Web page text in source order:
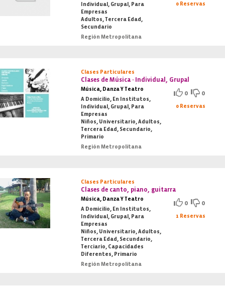
Individual, Grupal, Para
Empresas
Adultos, Tercera Edad,
Secundario
Región Metropolitana
0 Reservas
Clases Particulares
Clases de Música - Individual, Grupal
Música, Danza Y Teatro
A Domicilio, En Institutos,
Individual, Grupal, Para
Empresas
Niños, Universitario, Adultos,
Tercera Edad, Secundario,
Primario
Región Metropolitana
0 0
0 Reservas
Clases Particulares
Clases de canto, piano, guitarra
Música, Danza Y Teatro
A Domicilio, En Institutos,
Individual, Grupal, Para
Empresas
Niños, Universitario, Adultos,
Tercera Edad, Secundario,
Terciario, Capacidades
Diferentes, Primario
Región Metropolitana
0 0
1 Reservas